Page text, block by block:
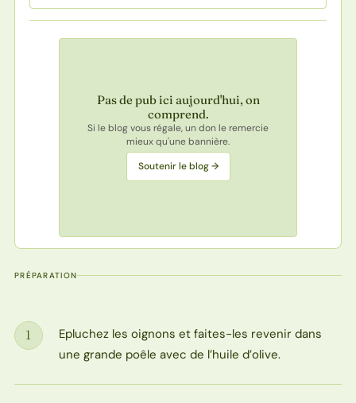
Pas de pub ici aujourd'hui, on
comprend.
Si le blog vous régale, un don le remercie
mieux qu'une bannière.
Soutenir le blog →
PRÉPARATION
Étape
1
Epluchez les oignons et faites-les revenir dans
une grande poêle avec de l’huile d’olive.